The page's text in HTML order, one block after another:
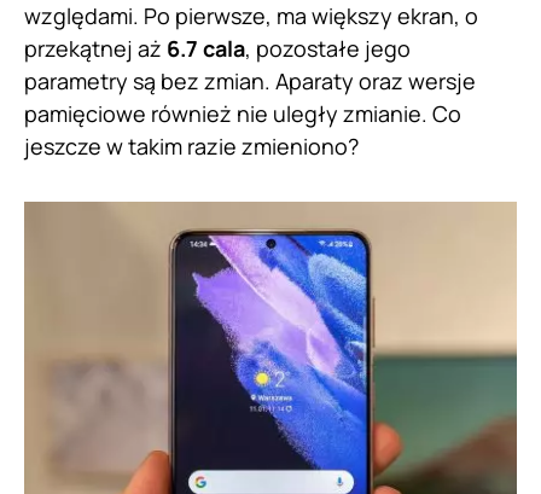
względami. Po pierwsze, ma większy ekran, o
przekątnej aż 6.7 cala, pozostałe jego
parametry są bez zmian. Aparaty oraz wersje
pamięciowe również nie uległy zmianie. Co
jeszcze w takim razie zmieniono?